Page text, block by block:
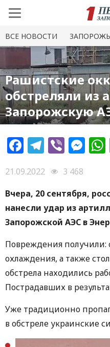
ВСЕ НОВОСТИ
Рашистские
обстреляли из
Запорожскую
Facebook
Viber
21.09.2022
3 468
Вчера, 20 сентября,
нанесли удар из
Запорожской АЭС в
Повреждения получили:
охлаждения, а также
обстрела находились
Пострадавших в
Уже традиционно
в обстреле украинские